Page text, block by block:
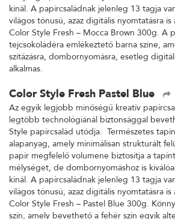
kínál. A papírcsaládnak jelenleg 13 tagja
világos tónusú, azaz digitális nyomtatásra is
Color Style Fresh – Mocca Brown 300g. A
tejcsokoládéra emlékeztető barna színe,
szitázásra, dombornyomásra, esetleg
alkalmas.
Color Style Fresh Pastel Blue
Az egyik legjobb minőségű kreatív
legtöbb technológiánál biztonsággal
Style papírcsalád utódja. Természetes
alapanyag, amely minimálisan strukturált
papír megfelelő volumene biztosítja a
mélységet, de dombornyomáshoz is
kínál. A papírcsaládnak jelenleg 13 tagja
világos tónusú, azaz digitális nyomtatásra is
Color Style Fresh – Pastel Blue 300g.
szín, amely bevethető a fehér szín egyik